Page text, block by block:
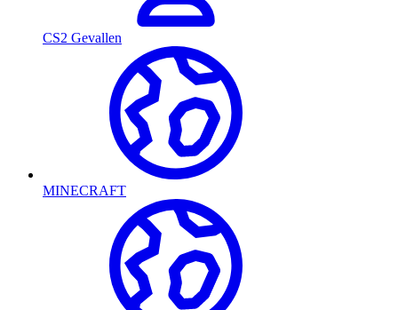
CS2 Gevallen
MINECRAFT